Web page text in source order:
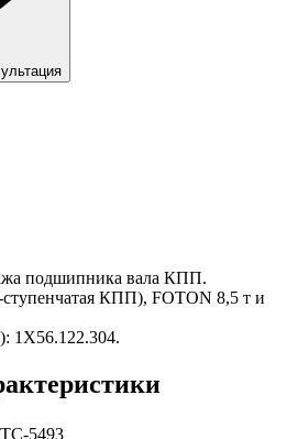
подшипника вала КПП.
КПП), FOTON 8,5 т и
1Х56.122.304.
5493